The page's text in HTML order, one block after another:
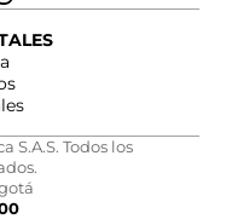
S.A.S. Todos los